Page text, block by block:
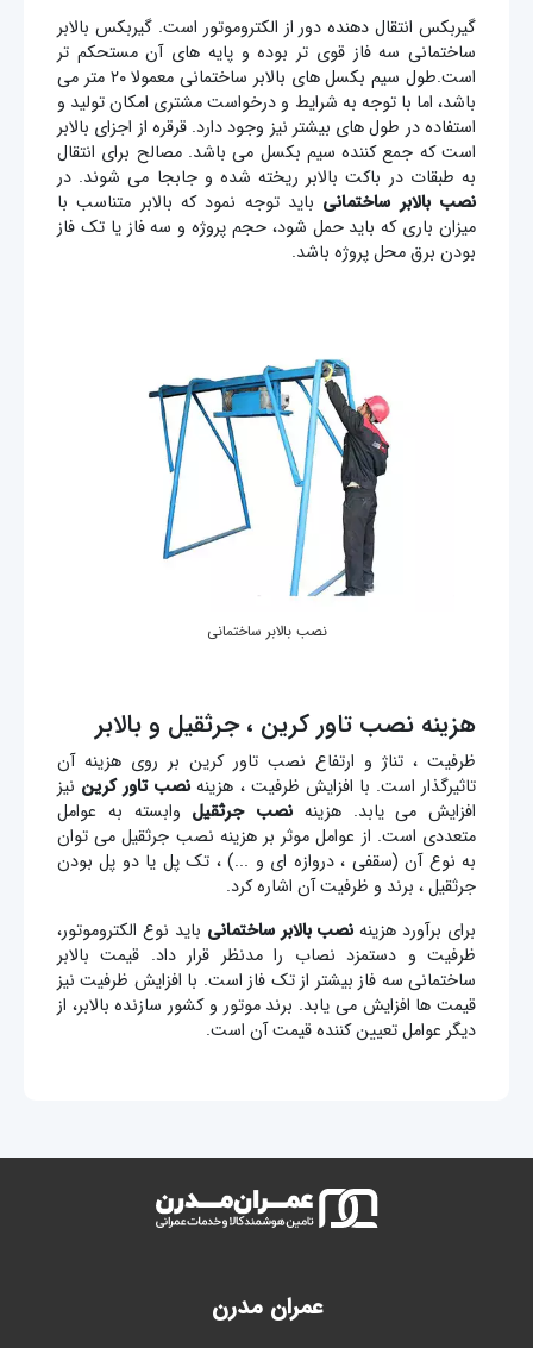
گیربکس انتقال دهنده دور از الکتروموتور است. گیربکس بالابر
ساختمانی سه فاز قوی تر بوده و پایه های آن مستحکم تر
است.طول سیم بکسل های بالابر ساختمانی معمولا ۲۰ متر می
باشد، اما با توجه به شرایط و درخواست مشتری امکان تولید و
استفاده در طول های بیشتر نیز وجود دارد. قرقره از اجزای بالابر
است که جمع کننده سیم بکسل می باشد. مصالح برای انتقال
به طبقات در باکت بالابر ریخته شده و جابجا می شوند. در
نصب بالابر ساختمانی باید توجه نمود که بالابر متناسب با
میزان باری که باید حمل شود، حجم پروژه و سه فاز یا تک فاز
بودن برق محل پروژه باشد.
نصب بالابر ساختمانی
هزینه نصب تاور کرین ، جرثقیل و بالابر
ظرفیت ، تناژ و ارتفاع نصب تاور کرین بر روی هزینه آن
تاثیرگذار است. با افزایش ظرفیت ، هزینه نصب تاور کرین نیز
افزایش می یابد. هزینه نصب جرثقیل وابسته به عوامل
متعددی است. از عوامل موثر بر هزینه نصب جرثقیل می توان
به نوع آن (سقفی ، دروازه ای و ...) ، تک پل یا دو پل بودن
جرثقیل ، برند و ظرفیت آن اشاره کرد.
برای برآورد هزینه نصب بالابر ساختمانی باید نوع الکتروموتور،
ظرفیت و دستمزد نصاب را مدنظر قرار داد. قیمت بالابر
ساختمانی سه فاز بیشتر از تک فاز است. با افزایش ظرفیت نیز
قیمت ها افزایش می یابد. برند موتور و کشور سازنده بالابر، از
دیگر عوامل تعیین کننده قیمت آن است.
عمران مدرن